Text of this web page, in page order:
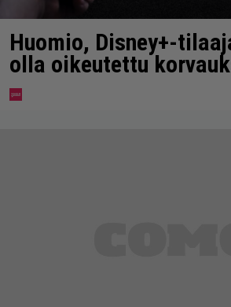
Huomio, Disney+-
olla oikeutettu